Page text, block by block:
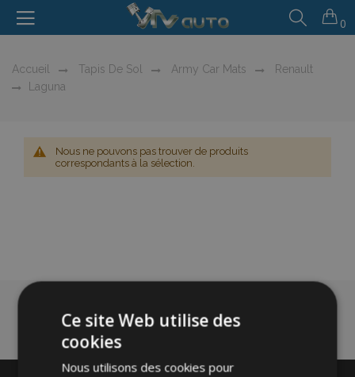
0
Accueil Tapis De Sol Army Car Mats
Renault
Laguna
Nous ne pouvons pas trouver de produits
correspondants à la sélection.
Ce site Web utilise des
cookies
Nous utilisons des cookies pour